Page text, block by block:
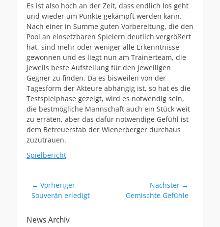
Es ist also hoch an der Zeit, dass endlich los geht
und wieder um Punkte gekämpft werden kann.
Nach einer in Summe guten Vorbereitung, die den
Pool an einsetzbaren Spielern deutlich vergrößert
hat, sind mehr oder weniger alle Erkenntnisse
gewonnen und es liegt nun am Trainerteam, die
jeweils beste Aufstellung für den jeweiligen
Gegner zu finden. Da es bisweilen von der
Tagesform der Akteure abhängig ist, so hat es die
Testspielphase gezeigt, wird es notwendig sein,
die bestmögliche Mannschaft auch ein Stück weit
zu erraten, aber das dafür notwendige Gefühl ist
dem Betreuerstab der Wienerberger durchaus
zuzutrauen.
Spielbericht
Beitragsnavigation
← Vorheriger
Vorheriger
Souverän erledigt
Nächster →
NächsterGemischte Gefühle
News Archiv